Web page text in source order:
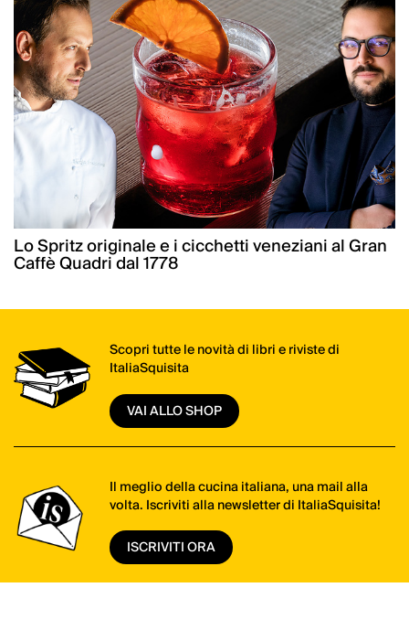
Lo Spritz originale e i cicchetti veneziani al Gran
Caffè Quadri dal 1778
Scopri tutte le novità di libri e riviste di
ItaliaSquisita
VAI ALLO SHOP
Il meglio della cucina italiana, una mail alla
volta. Iscriviti alla newsletter di ItaliaSquisita!
ISCRIVITI ORA